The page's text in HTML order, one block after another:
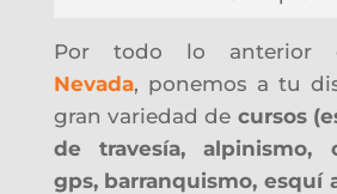
Por todo lo anterior
Nevada, ponemos a tu
gran variedad de cursos
de travesía, alpinismo,
gps, barranquismo, esquí